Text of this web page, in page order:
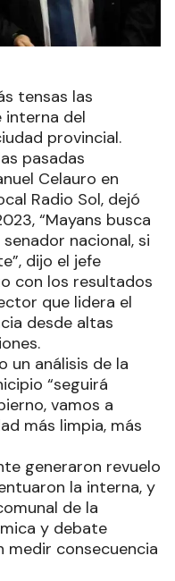
tensas las
interna del
provincial.
pasadas
Celauro en
Radio Sol, dejó
“Mayans busca
nacional, si
dijo el jefe
con los resultados
que lidera el
desde altas
un análisis de la
“seguirá
vamos a
más limpia, más
generaron revuelo
la interna, y
de la
y debate
medir consecuencia